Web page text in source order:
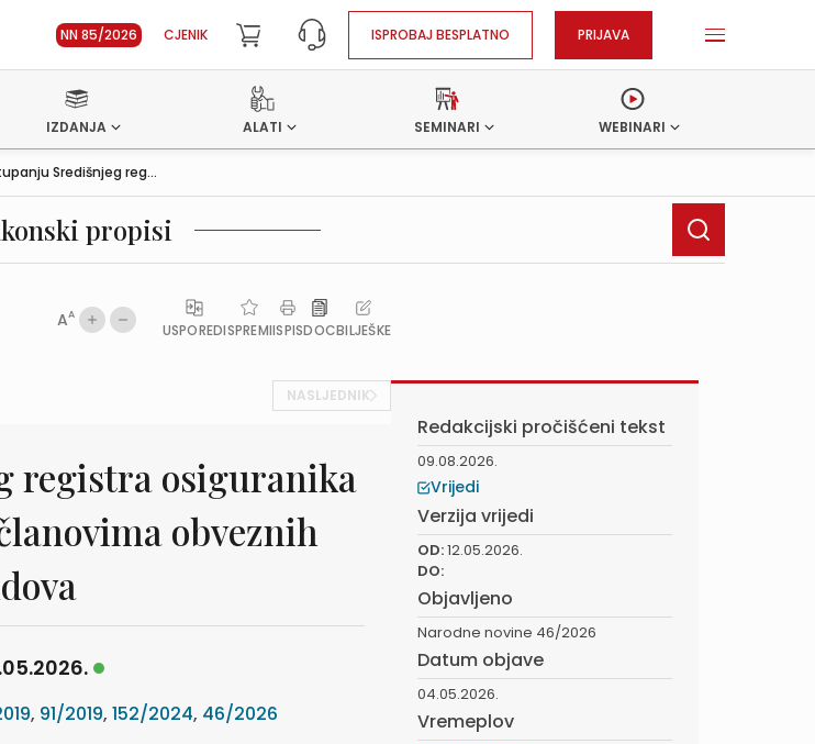
NN 85/2026 CJENIK ISPROBAJ BESPLATNO PRIJAVA
IZDANJA ALATI SEMINARI WEBINARI
Središnjeg reg...
propisi
AA
USPOREDISPREMIISPISDOCBILJEŠKE
NASLJEDNIK
registra osiguranika
obveznih
, 91/2019, 152/2024, 46/2026
Redakcijski pročišćeni tekst
09.08.2026.
Vrijedi
Verzija vrijedi
OD:12.05.2026.
DO:
Objavljeno
Narodne novine 46/2026
Datum objave
04.05.2026.
Vremeplov